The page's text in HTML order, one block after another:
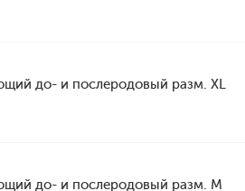
до- и послеродовый разм. XL
до- и послеродовый разм. M